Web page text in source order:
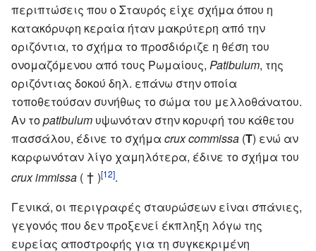
περιπτώσεις που ο Σταυρός είχε σχήμα όπου η
κατακόρυφη κεραία ήταν μακρύτερη από την
οριζόντια, το σχήμα το προσδιόριζε η θέση του
ονομαζόμενου από τους Ρωμαίους, Patibulum, της
οριζόντιας δοκού δηλ. επάνω στην οποία
τοποθετούσαν συνήθως το σώμα του μελλοθάνατου.
Αν τοpatibulum υψωνόταν στην κορυφή του κάθετου
πασσάλου, έδινε το σχήμα crux commissa (Τ) ενώ αν
καρφωνόταν λίγο χαμηλότερα, έδινε το σχήμα του
crux immissa ( † )[12].
Γενικά, οι περιγραφές σταυρώσεων είναι σπάνιες,
γεγονός που δεν προξενεί έκπληξη λόγω της
ευρείας αποστροφής για τη συγκεκριμένη